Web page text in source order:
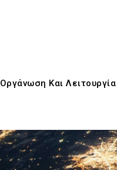
Οργάνωση Και Λειτουργία